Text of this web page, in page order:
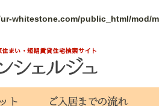
whitestone.com/public_html/mod/